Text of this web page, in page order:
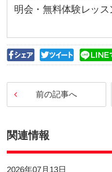
ニングが9割」
会話上達のポイ